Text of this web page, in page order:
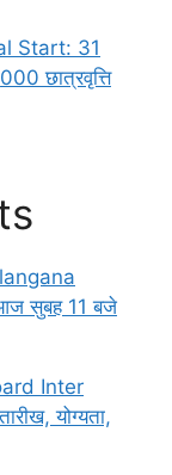
Start: 31
छात्रवृत्ति
सुबह 11 बजे
Inter
योग्यता,